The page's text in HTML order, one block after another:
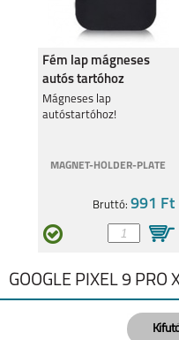
Fém lap mágneses
autós tartóhoz
Mágneses lap
autóstartóhoz!
MAGNET-HOLDER-PLATE
Bruttó: 991 Ft
GOOGLE PIXEL 9 PRO